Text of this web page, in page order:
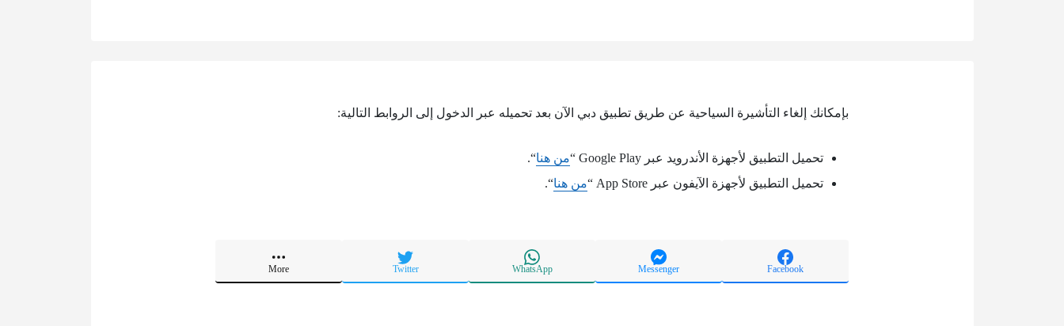
بإمكانك إلغاء التأشيرة السياحية عن طريق تطبيق دبي الآن بعد تحميله عبر الدخول إلى الروابط التالية:
تحميل التطبيق لأجهزة الأندرويد عبر Google Play “ من هنا“.
تحميل التطبيق لأجهزة الآيفون عبر App Store “
من هنا“.
Facebook
Messenger
WhatsApp
Twitter
More